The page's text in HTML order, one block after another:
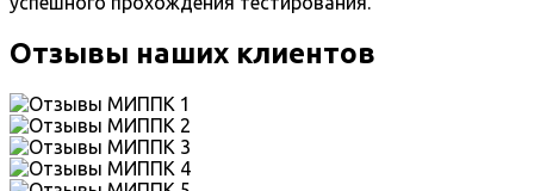
Отзывы наших клиентов